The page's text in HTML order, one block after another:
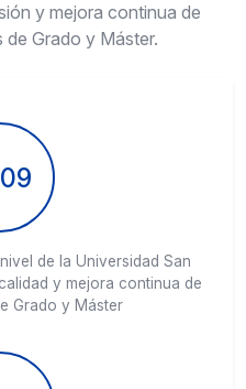
y mejora continua de
Grado y Máster.
de la Universidad San
y mejora continua de
Grado y Máster